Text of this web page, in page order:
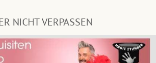
NICHT VERPASSEN